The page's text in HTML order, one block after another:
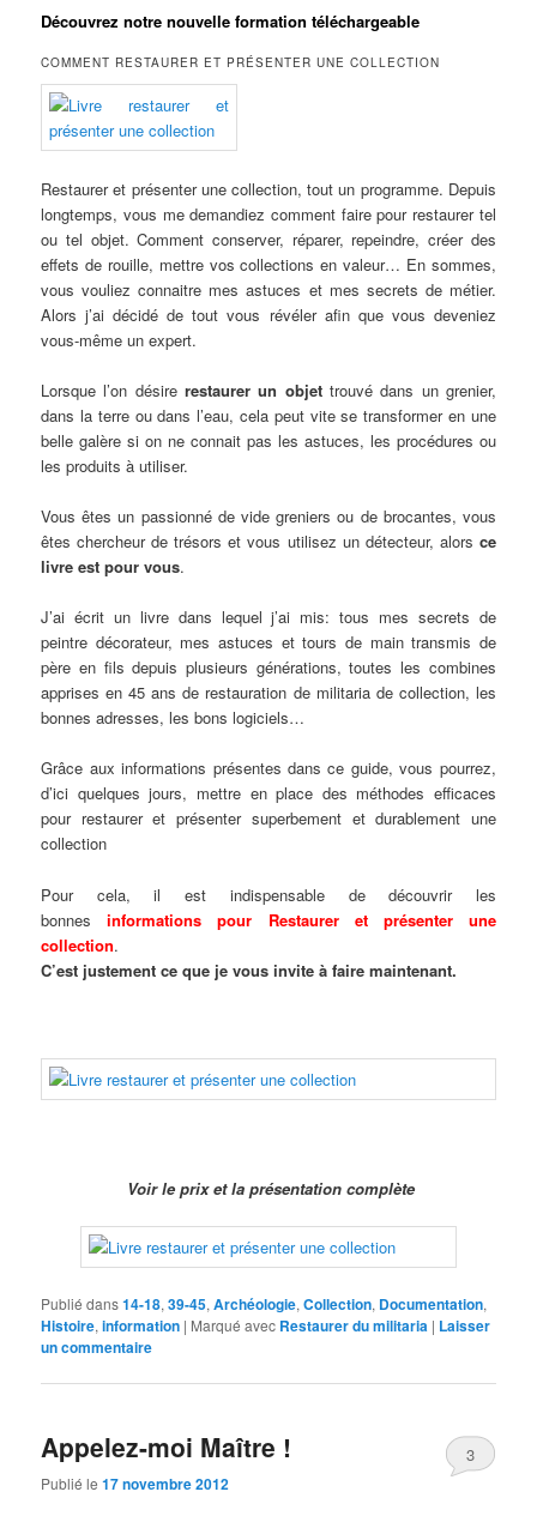
Découvrez notre nouvelle formation téléchargeable
COMMENT RESTAURER ET PRÉSENTER UNE COLLECTION
Restaurer et présenter une collection, tout un programme. Depuis
longtemps, vous me demandiez comment faire pour restaurer tel
ou tel objet. Comment conserver, réparer, repeindre, créer des
effets de rouille, mettre vos collections en valeur… En sommes,
vous vouliez connaitre mes astuces et mes secrets de métier.
Alors j’ai décidé de tout vous révéler afin que vous deveniez
vous-même un expert.
Lorsque l’on désirerestaurer un objettrouvé dans un grenier,
dans la terre ou dans l’eau, cela peut vite se transformer en une
belle galère si on ne connait pas les astuces, les procédures ou
les produits à utiliser.
Vous êtes un passionné de vide greniers ou de brocantes, vous
êtes chercheur de trésors et vous utilisez un détecteur, alors ce
livre est pour vous.
J’ai écrit un livre dans lequel j’ai mis: tous mes secrets de
peintre décorateur, mes astuces et tours de main transmis de
père en fils depuis plusieurs générations, toutes les combines
apprises en 45 ans de restauration de militaria de collection, les
bonnes adresses, les bons logiciels…
Grâce aux informations présentes dans ce guide, vous pourrez,
d’ici quelques jours, mettre en place des méthodes efficaces
pour restaurer et présenter superbement et durablement une
collection
Pour cela, il est indispensable de découvrir les
bonnesinformations pour Restaurer et présenter une
collection.
C’est justement ce que je vous invite à faire maintenant.
Voir le prix et la présentation complète
Publié dans14-18,39-45,Archéologie,Collection, Documentation,
Histoire,information | Marqué avec Restaurer du militaria | Laisser
un commentaire
Appelez-moi Maître !
Publié le17 novembre 2012
3